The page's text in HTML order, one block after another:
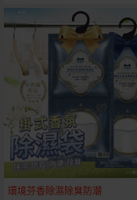
環境芬香除濕除臭防潮